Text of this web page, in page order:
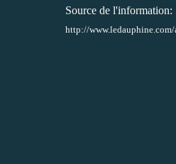
Source de l'information:
http://www.ledauphine.com/